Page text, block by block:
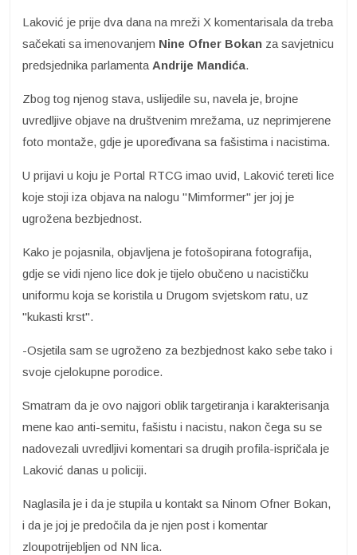
Laković je prije dva dana na mreži X komentarisala da treba
sačekati sa imenovanjem Nine Ofner Bokan za savjetnicu
predsjednika parlamenta Andrije Mandića.
Zbog tog njenog stava, uslijedile su, navela je, brojne
uvredljive objave na društvenim mrežama, uz neprimjerene
foto montaže, gdje je upoređivana sa fašistima i nacistima.
U prijavi u koju je Portal RTCG imao uvid, Laković tereti lice
koje stoji iza objava na nalogu "Mimformer" jer joj je
ugrožena bezbjednost.
Kako je pojasnila, objavljena je fotošopirana fotografija,
gdje se vidi njeno lice dok je tijelo obučeno u nacističku
uniformu koja se koristila u Drugom svjetskom ratu, uz
"kukasti krst".
-Osjetila sam se ugroženo za bezbjednost kako sebe tako i
svoje cjelokupne porodice.
Smatram da je ovo najgori oblik targetiranja i karakterisanja
mene kao anti-semitu, fašistu i nacistu, nakon čega su se
nadovezali uvredljivi komentari sa drugih profila-ispričala je
Laković danas u policiji.
Naglasila je i da je stupila u kontakt sa Ninom Ofner Bokan,
i da je joj je predočila da je njen post i komentar
zloupotrijebljen od NN lica.